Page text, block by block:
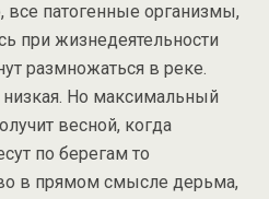
все патогенные организмы,
при жизнедеятельности
размножаться в реке.
Но максимальный
весной, когда
по берегам то
в прямом смысле дерьма,